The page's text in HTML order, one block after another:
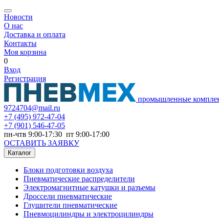
Новости
О нас
Доставка и оплата
Контакты
Моя корзина
0
Вход
Регистрация
промышленные
9724704@mail.ru
+7 (495) 972-47-04
+7 (901) 546-47-05
пн-чтв 9:00-17:30 пт 9:00-17:00
ОСТАВИТЬ ЗАЯВКУ
Каталог
Блоки подготовки воздуха
Пневматические распределители
Электромагнитные катушки и разъемы
Дроссели пневматические
Глушители пневматические
Пневмоцилиндры и электроцилиндры